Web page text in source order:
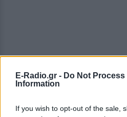
E-Radio.gr - Do Not Process
Information
If you wish to opt-out of the sale,